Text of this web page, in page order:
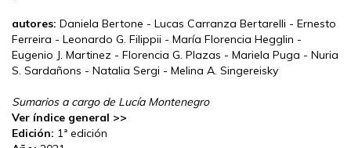
autores: Daniela Bertone - Lucas Carranza Bertarelli - Ernesto
Ferreira - Leonardo G. Filippii - María Florencia Hegglin -
Eugenio J. Martinez - Florencia G. Plazas - Mariela Puga - Nuria
S. Sardañons - Natalia Sergi - Melina A. Singereisky
Sumarios a cargo de Lucía Montenegro
Ver índice general >>
Edición: 1ª edición